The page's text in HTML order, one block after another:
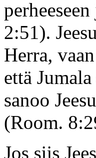
2:51).
Herra,
että
sanoo
(Room.
Jos siis